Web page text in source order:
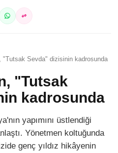
"Tutsak Sevda" dizisinin kadrosunda
"Tutsak
kadrosunda
yapımını üstlendiği
Yönetmen koltuğunda
genç yıldız hikâyenin